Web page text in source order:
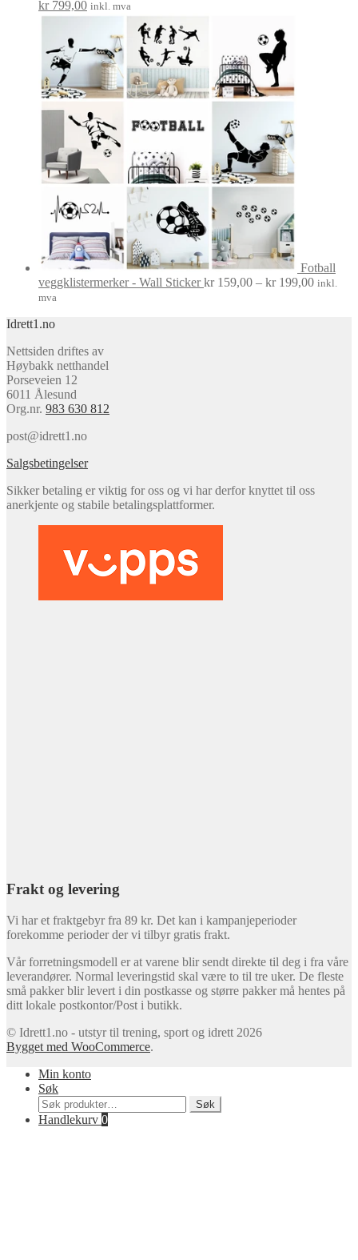
Opprinnelig
pris
kr 899,00.
kr799,00Nåværende
pris
kr 799,00.
inkl. mva
Fotball
veggklistermerker - Wall Sticker kr159,00 – kr199,00 inkl.
mva
Idrett1.no
Nettsiden driftes av
Høybakk netthandel
Porseveien 12
6011 Ålesund
Org.nr. 983 630 812
post@idrett1.no
Salgsbetingelser
Sikker betaling er viktig for oss og vi har derfor knyttet til oss
anerkjente og stabile betalingsplattformer.
© Idrett1.no - utstyr til trening, sport og idrett 2026
Min konto
Søk
etter:
Søk
Handlekurv0